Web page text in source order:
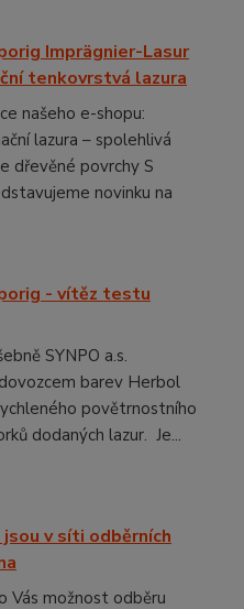
Imprägnier-Lasur
tenkovrstvá lazura
našeho e-shopu:
lazura – spolehlivá
dřevěné povrchy S
novinku na
- vítěz testu
SYNPO a.s.
barev Herbol
povětrnostního
dodaných lazur. Je...
jsou v síti odběrních
Vás možnost odběru